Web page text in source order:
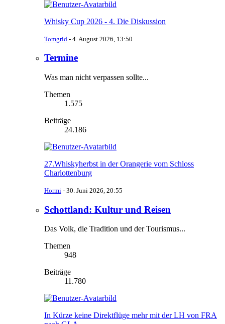
Whisky Cup 2026 - 4. Die Diskussion
Tomgrid - 4. August 2026, 13:50
Termine
Was man nicht verpassen sollte...
Themen
1.575
Beiträge
24.186
27.Whiskyherbst in der Orangerie vom Schloss
Charlottenburg
Hormi - 30. Juni 2026, 20:55
Schottland: Kultur und Reisen
Das Volk, die Tradition und der Tourismus...
Themen
948
Beiträge
11.780
In Kürze keine Direktflüge mehr mit der LH von FRA